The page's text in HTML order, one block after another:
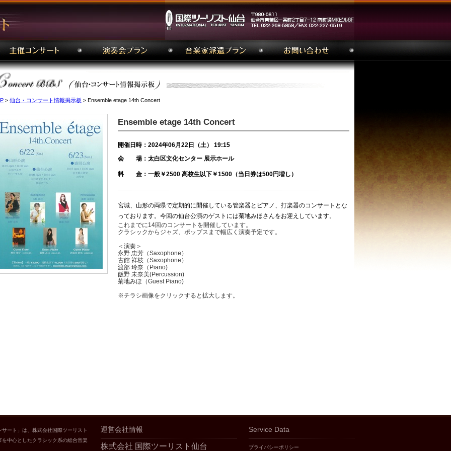
> 仙台・コンサート情報掲示板 > Ensemble etage 14th Concert
Ensemble etage 14th Concert
開催日時：2024年06月22日（土） 19:15
会 場：太白区文化センター 展示ホール
料 金：一般￥2500 高校生以下￥1500（当日券は500円増し）
宮城、山形の両県で定期的に開催している管楽器とピアノ、打楽器のコンサートとな
っております。今回の仙台公演のゲストには菊地みほさんをお迎えしています。
これまでに14回のコンサートを開催しています。
クラシックからジャズ、ポップスまで幅広く演奏予定です。
＜演奏＞
永野 忠芳（Saxophone）
古館 祥枝（Saxophone）
渡部 玲奈（Piano)
飯野 未奈美(Percussion)
菊地みほ（Guest Piano)
※チラシ画像をクリックすると拡大します。
ート」は、株式会社国際ツーリスト
を中心としたクラシック系の総合音楽
運営会社情報
株式会社 国際ツーリスト仙台
Service Data
プライバシーポリシー